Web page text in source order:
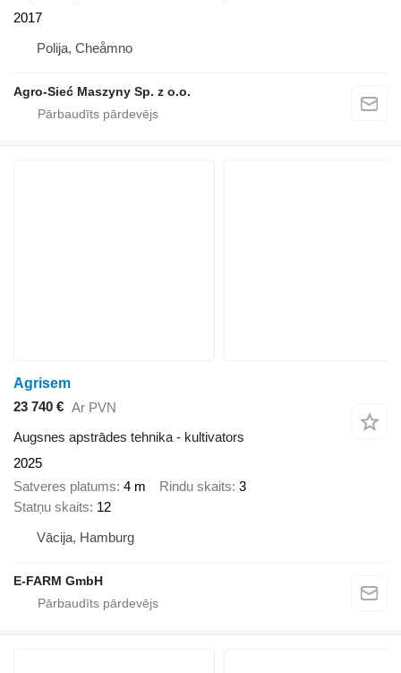
2017
Polija, Cheåmno
Agro-Sieć Maszyny Sp. z o.o.
Agrisem
23 740 € Ar PVN
Augsnes apstrādes tehnika - kultivators
2025
Satveres platums 4 m Rindu skaits 3
Statņu skaits 12
Vācija, Hamburg
E-FARM GmbH